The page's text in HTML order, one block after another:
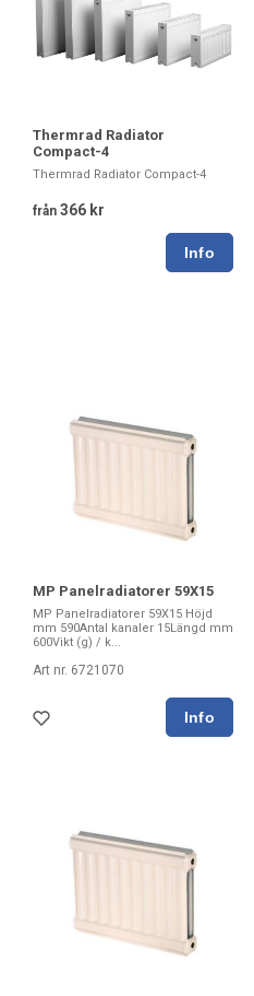
Thermrad Radiator
Compact-4
Thermrad Radiator Compact-4
från 366 kr
MP Panelradiatorer 59X15
MP Panelradiatorer 59X15 Höjd
mm 590Antal kanaler 15Längd mm
600Vikt (g) / k...
Art nr. 6721070